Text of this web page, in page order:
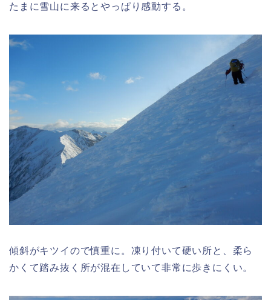
たまに雪山に来るとやっぱり感動する。
傾斜がキツイので慎重に。凍り付いて硬い所と、柔ら
かくて踏み抜く所が混在していて非常に歩きにくい。